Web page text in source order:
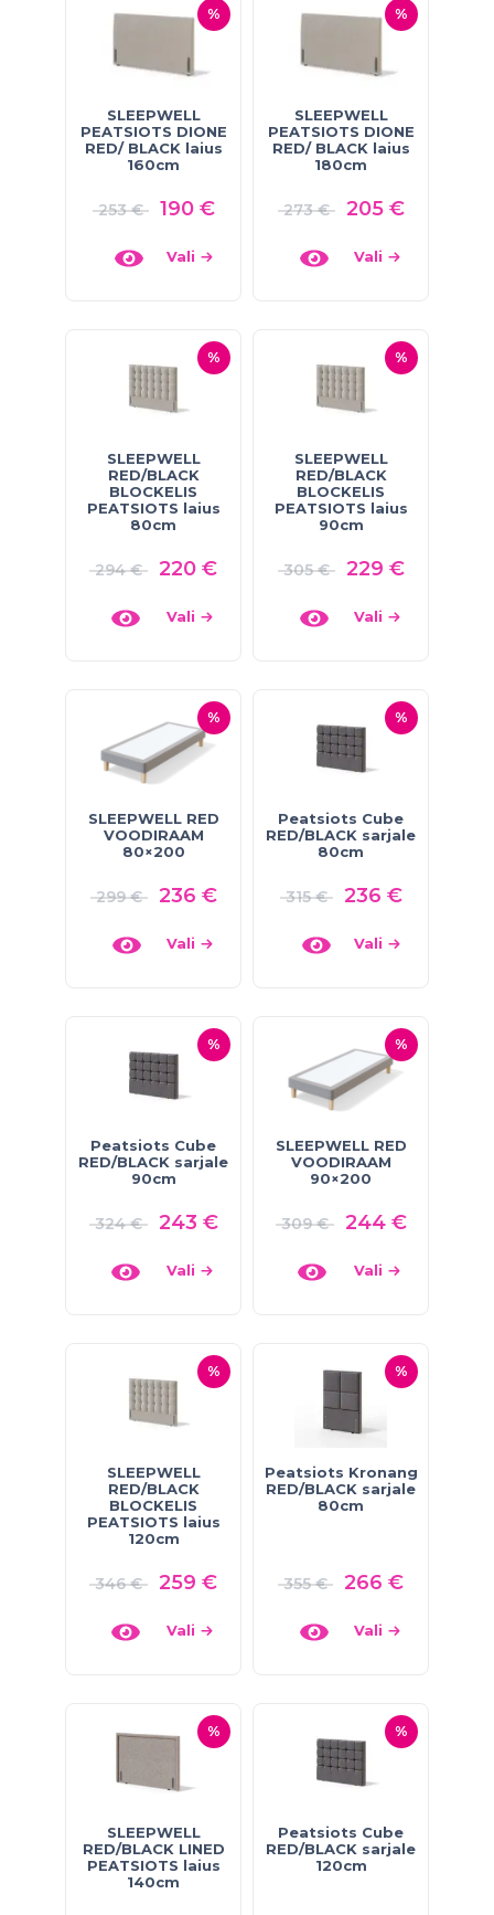
%
SLEEPWELL
PEATSIOTS DIONE
RED/ BLACK laius
160cm
253€ 190 €
Vali
%
SLEEPWELL
PEATSIOTS DIONE
RED/ BLACK laius
180cm
273€ 205 €
Vali
%
SLEEPWELL
RED/BLACK
BLOCKELIS
PEATSIOTS laius
80cm
294€ 220 €
Vali
%
SLEEPWELL
RED/BLACK
BLOCKELIS
PEATSIOTS laius
90cm
305€ 229 €
Vali
%
SLEEPWELL RED
VOODIRAAM
80×200
299€ 236 €
Vali
%
Peatsiots Cube
RED/BLACK sarjale
80cm
315€ 236 €
Vali
%
Peatsiots Cube
RED/BLACK sarjale
90cm
324€ 243 €
Vali
%
SLEEPWELL RED
VOODIRAAM
90×200
309€ 244 €
Vali
%
SLEEPWELL
RED/BLACK
BLOCKELIS
PEATSIOTS laius
120cm
346€ 259 €
Vali
%
Peatsiots Kronang
RED/BLACK sarjale
80cm
355€ 266 €
Vali
%
SLEEPWELL
RED/BLACK LINED
PEATSIOTS laius
140cm
%
Peatsiots Cube
RED/BLACK sarjale
120cm